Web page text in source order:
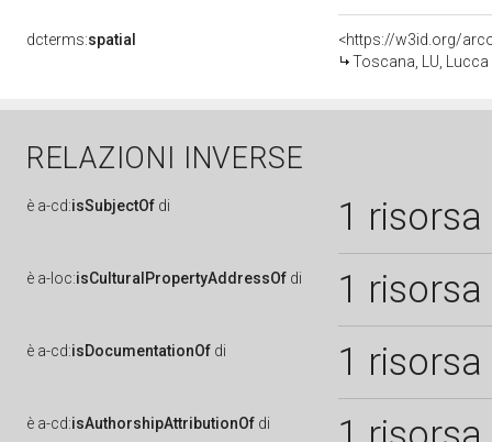
dcterms:spatial
<https://w3id.org/
Toscana, LU, Lucca
RELAZIONI INVERSE
è a-cd:isSubjectOf di 1 risorsa
è a-loc:isCulturalPropertyAddressOf di 1 risorsa
è a-cd:isDocumentationOf di 1 risorsa
è a-cd:isAuthorshipAttributionOf di